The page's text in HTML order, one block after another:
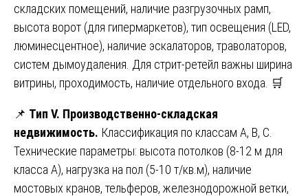
складских помещений, наличие разгрузочных рамп,
высота ворот (для гипермаркетов), тип освещения (LED,
люминесцентное), наличие эскалаторов, траволаторов,
систем дымоудаления. Для стрит-ретейл важны ширина
витрины, проходимость, наличие отдельного входа. 🛒
📌 Тип V. Производственно-складская
недвижимость. Классификация по классам А, В, С.
Технические параметры: высота потолков (8-12 м для
класса А), нагрузка на пол (5-10 т/кв.м), наличие
мостовых кранов, тельферов, железнодорожной ветки,